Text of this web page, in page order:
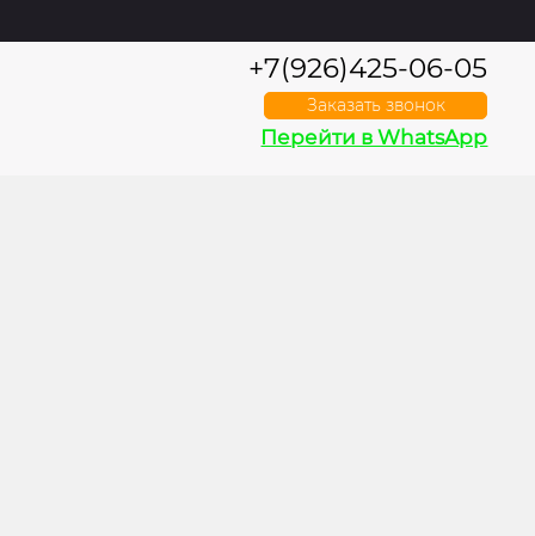
+7(926)425-06-05
Заказать звонок
Перейти в WhatsApp